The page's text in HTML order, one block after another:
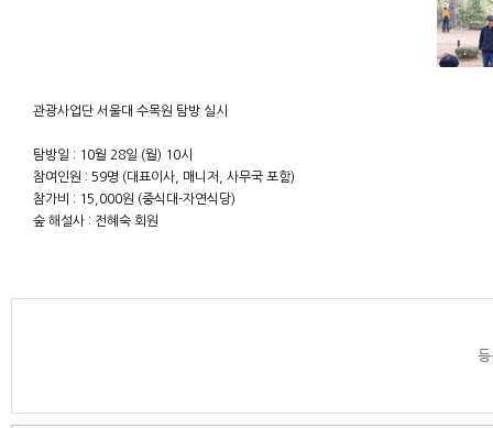
관광사업단 서울대 수목원 탐방 실시
탐방일 : 10월 28일 (월) 10시
참여인원 : 59명 (대표이사, 매니저, 사무국 포함)
참가비 : 15,000원 (중식대-자연식당)
숲 해설사 : 전혜숙 회원